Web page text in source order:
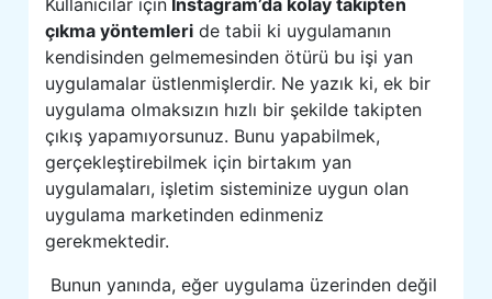
Kullanıcılar için İnstagram’da kolay takipten
çıkma yöntemleri de tabii ki uygulamanın
kendisinden gelmemesinden ötürü bu işi yan
uygulamalar üstlenmişlerdir. Ne yazık ki, ek bir
uygulama olmaksızın hızlı bir şekilde takipten
çıkış yapamıyorsunuz. Bunu yapabilmek,
gerçekleştirebilmek için birtakım yan
uygulamaları, işletim sisteminize uygun olan
uygulama marketinden edinmeniz
gerekmektedir.
Bunun yanında, eğer uygulama üzerinden değil